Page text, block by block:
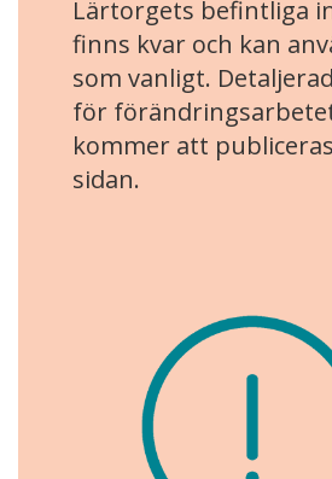
Lärtorgets befintliga
finns kvar och kan
som vanligt.
för
kommer att
sidan.